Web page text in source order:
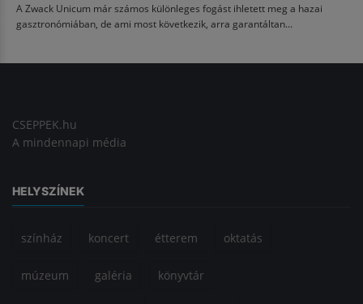
A Zwack Unicum már számos különleges fogást ihletett meg a hazai
gasztronómiában, de ami most következik, arra garantáltan...
CSEPPEK.hu
A mindennapi média
HELYSZÍNEK
színház koncert étterem oktatás
múzeum galéria könyvtár